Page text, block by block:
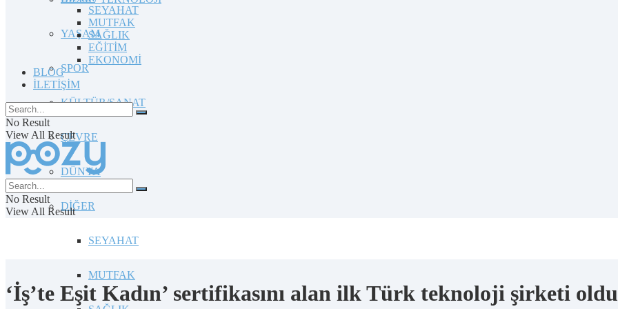
YAŞAM
SPOR
KÜLTÜR/SANAT
ÇEVRE
DÜNYA
DİĞER
SEYAHAT
MUTFAK
SEYAHAT
MUTFAK
SAĞLIK
EĞİTİM
EKONOMİ
BLOG
İLETİŞİM
No Result
View All Result
No Result
View All Result
‘İş’te Eşit Kadın’ sertifikasını alan ilk Türk teknoloji şirketi